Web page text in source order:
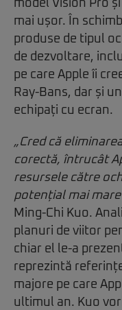
model Vision Pro
mai ușor. În
produse de tipul
de dezvoltare,
pe care Apple îi
Ray-Bans, dar și
echipați cu ecran.
„Cred că
corectă, întrucât
resursele către
potențial mai mare
Ming-Chi Kuo.
planuri de viitor
chiar el le-a
reprezintă
majore pe care
ultimul an. Kuo